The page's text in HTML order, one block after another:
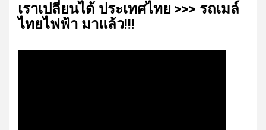
เรา​เปลี่ยน​ได้​ ประเทศ​ไทย​ >>> รถเมล์​
ไทย​ไฟฟ้า​ มาแล้ว!!!